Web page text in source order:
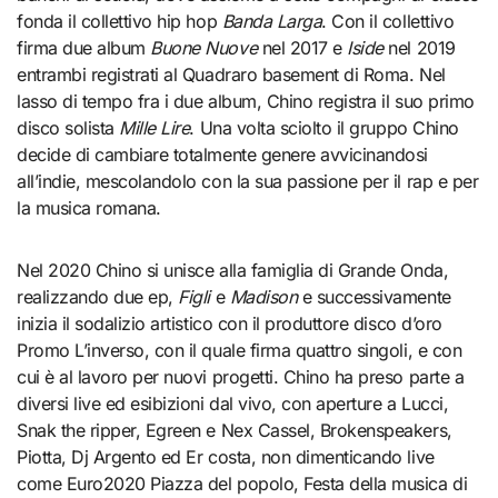
fonda il collettivo hip hop Banda Larga. Con il collettivo
firma due album Buone Nuovenel 2017 e Isidenel 2019
entrambi registrati al Quadraro basement di Roma. Nel
lasso di tempo fra i due album, Chino registra il suo primo
disco solista Mille Lire. Una volta sciolto il gruppo Chino
decide di cambiare totalmente genere avvicinandosi
all’indie, mescolandolo con la sua passione per il rap e per
la musica romana.
Nel 2020 Chino si unisce alla famiglia di Grande Onda,
realizzando due ep, Figlie Madisone successivamente
inizia il sodalizio artistico con il produttore disco d’oro
Promo L’inverso, con il quale firma quattro singoli, e con
cui è al lavoro per nuovi progetti. Chino ha preso parte a
diversi live ed esibizioni dal vivo, con aperture a Lucci,
Snak the ripper, Egreen e Nex Cassel, Brokenspeakers,
Piotta, Dj Argento ed Er costa, non dimenticando live
come Euro2020 Piazza del popolo, Festa della musica di